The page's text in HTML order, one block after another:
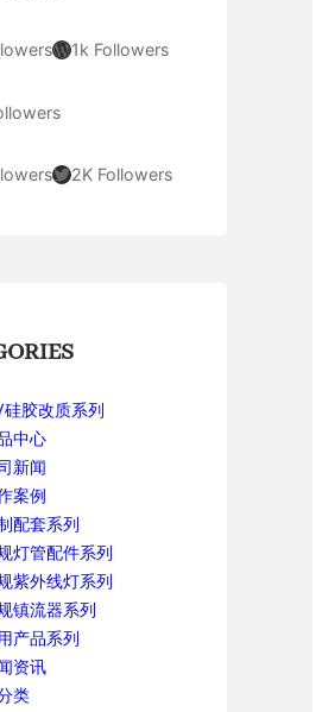
WordPress 1k Followers
Twitter 2K Followers
硅胶改质系列
中心
新闻
案例
配套系列
灯管配件系列
紫外线灯系列
镇流器系列
产品系列
资讯
类